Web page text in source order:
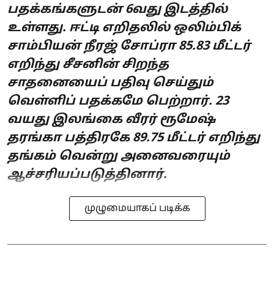
பதக்கங்களுடன் 6வது இடத்தில்
உள்ளது. ஈட்டி எறிதலில் ஒலிம்பிக்
சாம்பியன் நீரஜ் சோப்ரா 85.83 மீட்டர்
எறிந்து சீசனின் சிறந்த
சாதனையைப் பதிவு செய்தும்
வெள்ளிப் பதக்கமே பெற்றார். 23
வயது இலங்கை வீரர் ரூமேஷ்
தரங்கா பத்திரகே 89.75 மீட்டர் எறிந்து
தங்கம் வென்று அனைவரையும்
ஆச்சரியப்படுத்தினார்.
முழுமையாகப் படிக்க